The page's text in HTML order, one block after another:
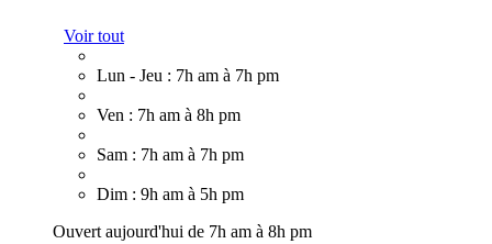
Voir tout
Lun - Jeu : 7h am à 7h pm
Ven : 7h am à 8h pm
Sam : 7h am à 7h pm
Dim : 9h am à 5h pm
Ouvert aujourd'hui de 7h am à 8h pm